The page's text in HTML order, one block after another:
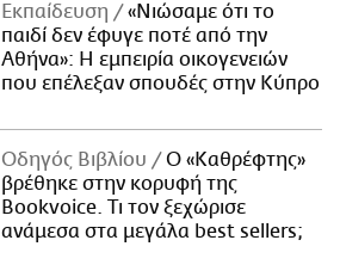
Εκπαίδευση
«Νιώσαμε ότι το
παιδί δεν έφυγε ποτέ από την
Αθήνα»: Η εμπειρία οικογενειών
που επέλεξαν σπουδές στην Κύπρο
Οδηγός Βιβλίου
Ο «Καθρέφτης»
βρέθηκε στην κορυφή της
Bookvoice. Τι τον ξεχώρισε
ανάμεσα στα μεγάλα best sellers;